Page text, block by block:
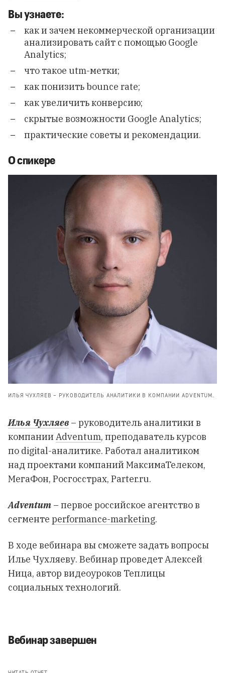
Вы узнаете:
как и зачем некоммерческой организации
анализировать сайт с помощью Google
Analytics;
что такое utm-метки;
как понизить bounce rate;
как увеличить конверсию;
скрытые возможности Google Analytics;
практические советы и рекомендации.
О спикере
ИЛЬЯ ЧУХЛЯЕВ – РУКОВОДИТЕЛЬ АНАЛИТИКИ В КОМПАНИИ ADVENTUM.
Илья Чухляев – руководитель аналитики в
компании Adventum, преподаватель курсов
по digital-аналитике. Работал аналитиком
над проектами компаний МаксимаТелеком,
МегаФон, Росгосстрах, Parter.ru.
Adventum – первое российское агентство в
сегменте performance-marketing.
В ходе вебинара вы сможете задать вопросы
Илье Чухляеву. Вебинар проведет Алексей
Ница, автор видеоуроков Теплицы
социальных технологий.
Вебинар завершен